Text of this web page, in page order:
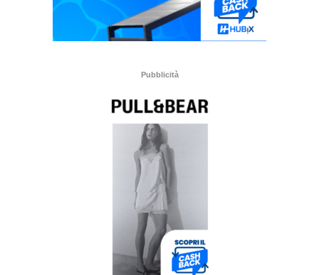
Pubblicità